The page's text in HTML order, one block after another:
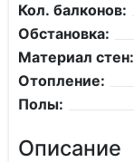
Кол. балконов:
Обстановка:
Материал стен:
Отопление:
Полы:
Описание